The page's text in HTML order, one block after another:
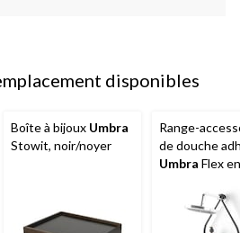
disponibles
Boîte à bijoux Umbra
Stowit, noir/noyer
Range-
de douche
Umbra Flex en